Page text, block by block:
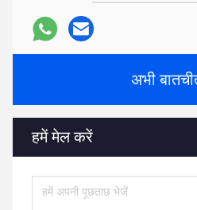
अभी
हमें मेल करें